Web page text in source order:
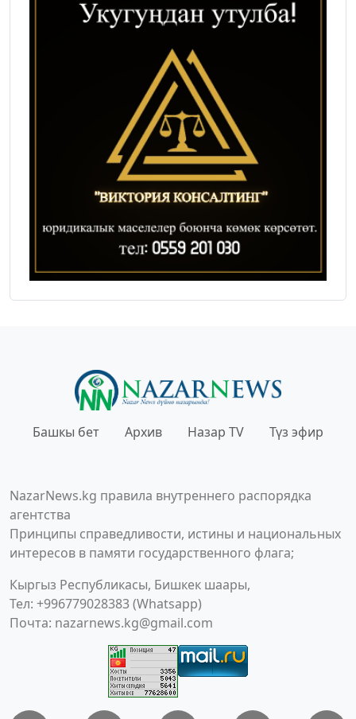
Башкы бет Архив Назар TV Түз эфир
NazarNews.kg правила внутреннего распорядка
агентства
Принципы справедливости, истины и национальных
интересов в памяти государственного флага;
Кыргыз Республикасы, Бишкек шаары,
Тел: +996779028383 (Whatsapp)
Почта: nazarnews.kg@gmail.com